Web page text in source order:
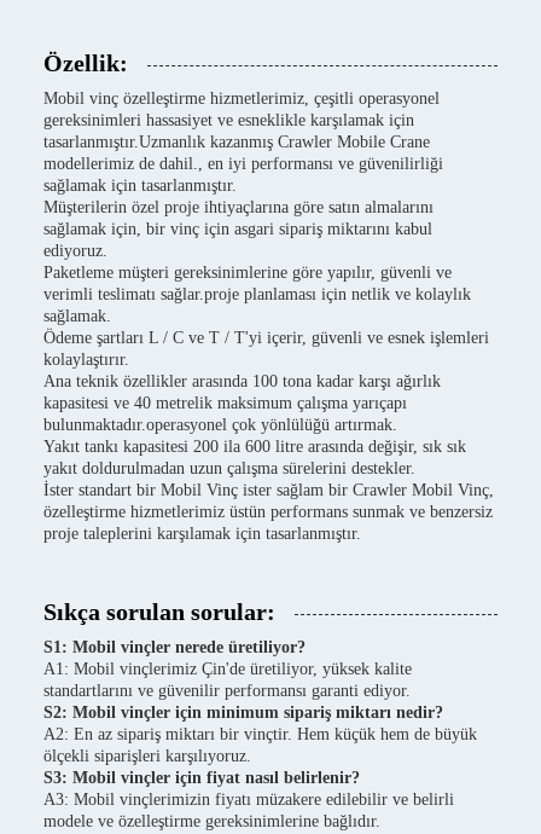
Özellik:
Mobil vinç özelleştirme hizmetlerimiz, çeşitli operasyonel
gereksinimleri hassasiyet ve esneklikle karşılamak için
tasarlanmıştır.Uzmanlık kazanmış Crawler Mobile Crane
modellerimiz de dahil., en iyi performansı ve güvenilirliği
sağlamak için tasarlanmıştır.
Müşterilerin özel proje ihtiyaçlarına göre satın almalarını
sağlamak için, bir vinç için asgari sipariş miktarını kabul
ediyoruz.
Paketleme müşteri gereksinimlerine göre yapılır, güvenli ve
verimli teslimatı sağlar.proje planlaması için netlik ve kolaylık
sağlamak.
Ödeme şartları L / C ve T / T'yi içerir, güvenli ve esnek işlemleri
kolaylaştırır.
Ana teknik özellikler arasında 100 tona kadar karşı ağırlık
kapasitesi ve 40 metrelik maksimum çalışma yarıçapı
bulunmaktadır.operasyonel çok yönlülüğü artırmak.
Yakıt tankı kapasitesi 200 ila 600 litre arasında değişir, sık sık
yakıt doldurulmadan uzun çalışma sürelerini destekler.
İster standart bir Mobil Vinç ister sağlam bir Crawler Mobil Vinç,
özelleştirme hizmetlerimiz üstün performans sunmak ve benzersiz
proje taleplerini karşılamak için tasarlanmıştır.
Sıkça sorulan sorular:
S1: Mobil vinçler nerede üretiliyor?
A1: Mobil vinçlerimiz Çin'de üretiliyor, yüksek kalite
standartlarını ve güvenilir performansı garanti ediyor.
S2: Mobil vinçler için minimum sipariş miktarı nedir?
A2: En az sipariş miktarı bir vinçtir. Hem küçük hem de büyük
ölçekli siparişleri karşılıyoruz.
S3: Mobil vinçler için fiyat nasıl belirlenir?
A3: Mobil vinçlerimizin fiyatı müzakere edilebilir ve belirli
modele ve özelleştirme gereksinimlerine bağlıdır.